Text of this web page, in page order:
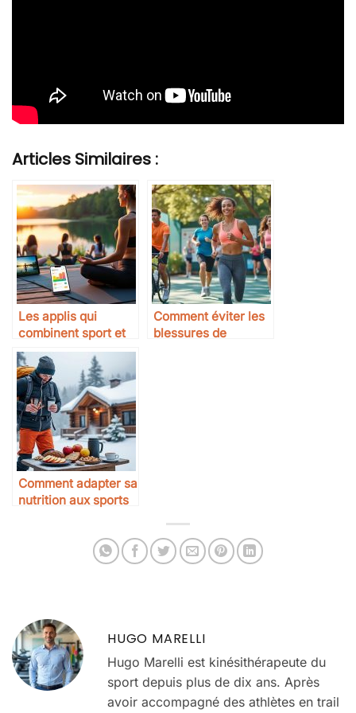
Articles Similaires :
Les applis qui
combinent sport et
bien-être mental
Comment éviter les
blessures de
Comment adapter sa
nutrition aux sports
HUGO MARELLI
Hugo Marelli est kinésithérapeute du
sport depuis plus de dix ans. Après
avoir accompagné des athlètes en trail